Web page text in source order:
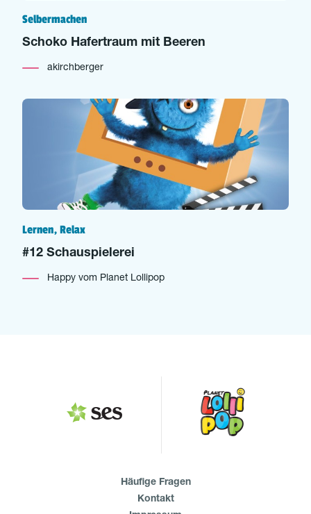
Selbermachen
Schoko Hafertraum mit Beeren
akirchberger
Lernen, Relax
#12 Schauspielerei
Happy vom Planet Lollipop
Häufige Fragen
Kontakt